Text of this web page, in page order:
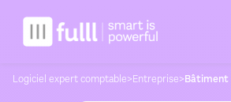
Logiciel expert comptable>Entreprise>Bâtiment